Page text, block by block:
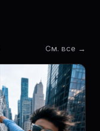
См. все →